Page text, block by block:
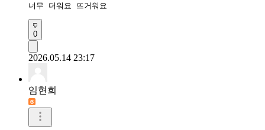
너무 더워요 뜨거워요
0
2026.05.14 23:17
임현희